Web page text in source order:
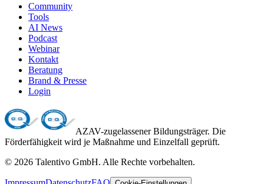
Community
Tools
AI News
Podcast
Webinar
Kontakt
Beratung
Brand & Presse
Login
AZAV-zugelassener Bildungsträger. Die
Förderfähigkeit wird je Maßnahme und Einzelfall geprüft.
© 2026 Talentivo GmbH. Alle Rechte vorbehalten.